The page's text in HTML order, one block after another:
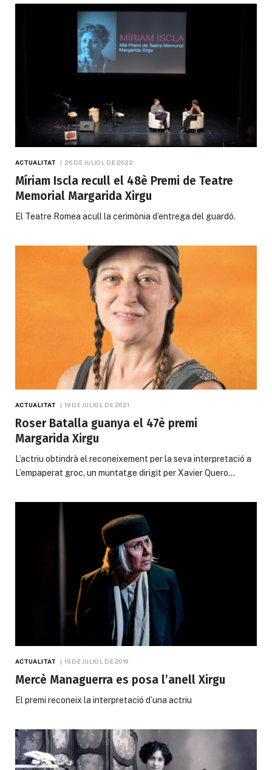
ACTUALITAT 26 DE JULIOL DE 2022
Míriam Iscla recull el 48è Premi de Teatre
Memorial Margarida Xirgu
El Teatre Romea acull la cerimònia d’entrega del guardó.
ACTUALITAT 19 DE JULIOL DE 2021
Roser Batalla guanya el 47è premi
Margarida Xirgu
L’actriu obtindrà el reconeixement per la seva interpretació a
L’empaperat groc, un muntatge dirigit per Xavier Quero…
ACTUALITAT 16 DE JULIOL DE 2019
Mercè Managuerra es posa l’anell Xirgu
El premi reconeix la interpretació d’una actriu